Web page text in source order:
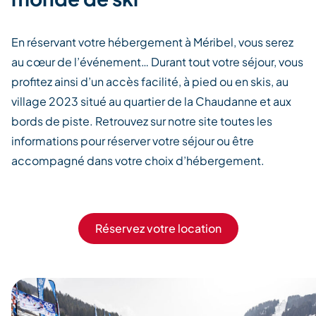
En réservant votre hébergement à Méribel, vous serez
au cœur de l’événement… Durant tout votre séjour, vous
profitez ainsi d’un accès facilité, à pied ou en skis, au
village 2023 situé au quartier de la Chaudanne et aux
bords de piste. Retrouvez sur notre site toutes les
informations pour réserver votre séjour ou être
accompagné dans votre choix d’hébergement.
Réservez votre location